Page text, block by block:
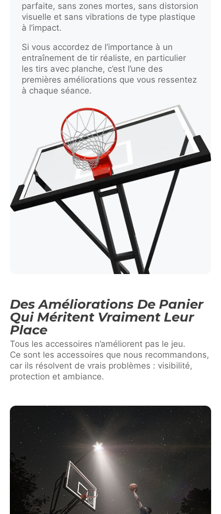
parfaite, sans zones mortes, sans distorsion
visuelle et sans vibrations de type plastique
à l’impact.
Si vous accordez de l’importance à un
entraînement de tir réaliste, en particulier
les tirs avec planche, c’est l’une des
premières améliorations que vous ressentez
à chaque séance.
Des Améliorations De Panier
Qui Méritent Vraiment Leur
Place
Tous les accessoires n’améliorent pas le jeu.
Ce sont les accessoires que nous recommandons,
car ils résolvent de vrais problèmes : visibilité,
protection et ambiance.